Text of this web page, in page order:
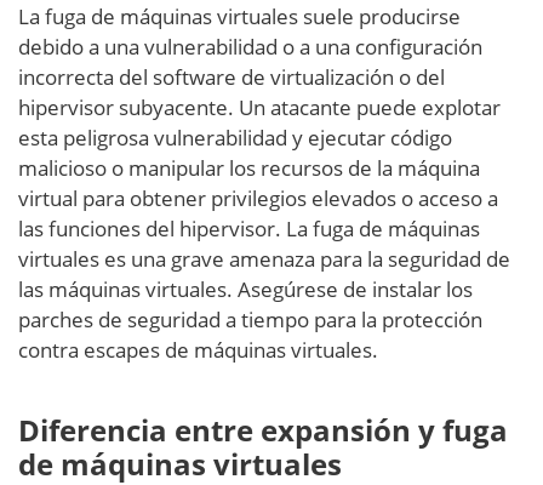
La fuga de máquinas virtuales suele producirse
debido a una vulnerabilidad o a una configuración
incorrecta del software de virtualización o del
hipervisor subyacente. Un atacante puede explotar
esta peligrosa vulnerabilidad y ejecutar código
malicioso o manipular los recursos de la máquina
virtual para obtener privilegios elevados o acceso a
las funciones del hipervisor. La fuga de máquinas
virtuales es una grave amenaza para la seguridad de
las máquinas virtuales. Asegúrese de instalar los
parches de seguridad a tiempo para la protección
contra escapes de máquinas virtuales.
Diferencia entre expansión y fuga
de máquinas virtuales